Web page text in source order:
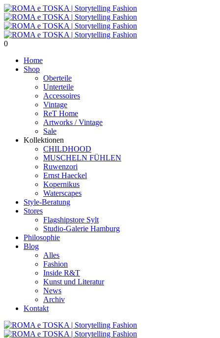
0
Home
Shop
Oberteile
Unterteile
Accessoires
Vintage
ReT Home
Artworks / Vintage
Sale
Kollektionen
CHILDHOOD
MUSCHELN FÜHLEN
Ruwenzori
Ernst Haeckel
Kopernikus
Waterscapes
Style-Beratung
Stores
Flagshipstore Sylt
Studio-Galerie Hamburg
Philosophie
Blog
Alles
Fashion
Inside R&T
Kunst und Literatur
News
Archiv
Kontakt